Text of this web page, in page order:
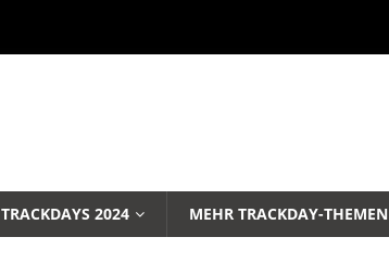
TRACKDAYS 2024 MEHR TRACKDAY-THEMEN